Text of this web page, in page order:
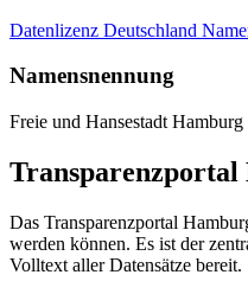
Datenlizenz Deutschland
Namensnennung
Freie und Hansestadt Hamburg
Transparenzportal
Das Transparenzportal
werden können. Es ist der
Volltext aller Datensätze bereit.